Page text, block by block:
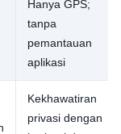
Hanya GPS;
tanpa
pemantauan
aplikasi
Kekhawatiran
privasi dengan